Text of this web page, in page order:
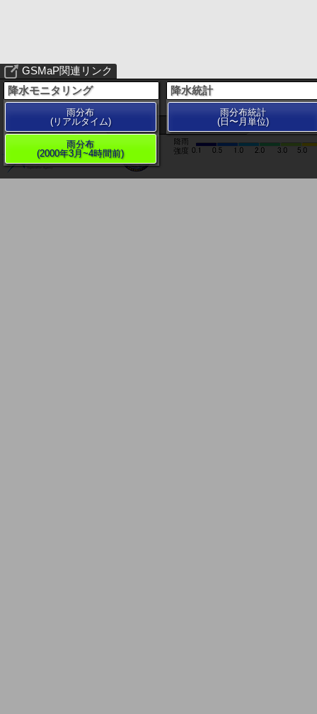
200 km
GSMaP関連リンク
降水モニタリング
雨分布
(リアルタイム)
雨分布
(2000年3月~4時間前)
降水統計
雨分布統計
(日〜月単位)